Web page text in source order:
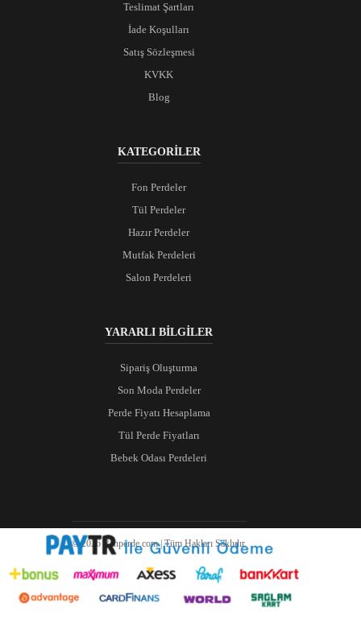
Teslimat Şartları
İade Koşulları
Satış Sözleşmesi
KVKK
Blog
KATEGORİLER
Fon Perdeler
Tül Perdeler
Hazır Perdeler
Mutfak Perdeleri
Salon Perdeleri
YARARLI BİLGİLER
Sipariş Oluşturma
Son Moda Perdeler
Perde Fiyatı Hesaplama
Tül Perde Fiyatları
Bebek Odası Perdeleri
© 2026 Ranperde.com | Tüm Hakları Saklıdır.